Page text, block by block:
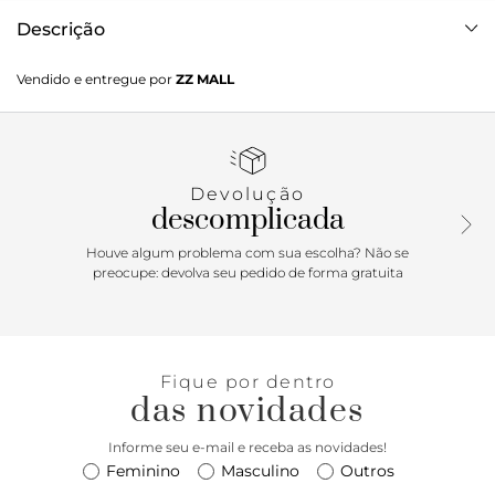
Descrição
médio bloco e formato arredondado na ponta. Traz tira
média sobre os dedos. Fechada no calcanhar, possui tira
bege e inscrição do nome da marca.
Vendido e entregue por ZZ MALL
Devolução
descomplicada
Houve algum problema com sua escolha? Não se
preocupe: devolva seu pedido de forma gratuita
Fique por dentro
das novidades
Informe seu e-mail e receba as novidades!
Feminino Masculino Outros